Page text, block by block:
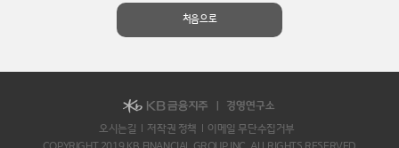
처음으로
오시는길 저작권 정책
이메일 무단수집거부